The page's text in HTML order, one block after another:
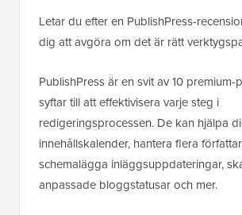
Letar du efter en PublishPress-
dig att avgöra om det är rätt
PublishPress är en svit av 10 premium-
syftar till att effektivisera varje steg i
redigeringsprocessen. De kan hjälpa
innehållskalender, hantera flera
schemalägga inläggsuppdateringar,
anpassade bloggstatusar och mer.